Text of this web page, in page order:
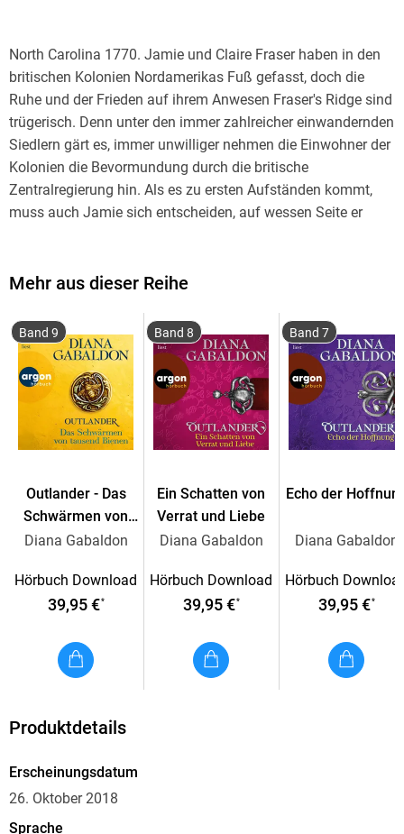
North Carolina 1770. Jamie und Claire Fraser haben in den
britischen Kolonien Nordamerikas Fuß gefasst, doch die
Ruhe und der Frieden auf ihrem Anwesen Fraser's Ridge sind
trügerisch. Denn unter den immer zahlreicher einwandernden
Siedlern gärt es, immer unwilliger nehmen die Einwohner der
Kolonien die Bevormundung durch die britische
Zentralregierung hin. Als es zu ersten Aufständen kommt,
muss auch Jamie sich entscheiden, auf wessen Seite er
Liebe auf die härteste Probe seit Langem stellen werden.
Mehr aus dieser Reihe
Band 9
Outlander - Das
Schwärmen von
tausend Bienen
Diana Gabaldon
Hörbuch Download
39,95 €*
Band 8
Ein Schatten von
Verrat und Liebe
Diana Gabaldon
Hörbuch Download
39,95 €*
Band 7
Echo der
Diana Gabaldon
Hörbuch
39,95 €*
Produktdetails
Erscheinungsdatum
26. Oktober 2018
Sprache